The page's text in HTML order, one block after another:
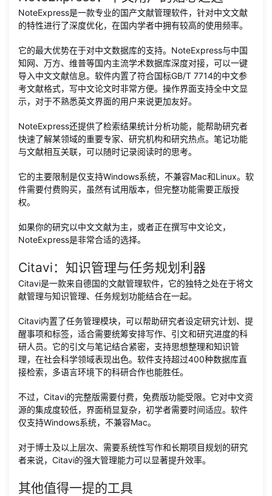
NoteExpress是一款专业的国产文献管理软件，针对中文文献
的特性进行了深度优化，在国内学者中拥有较高的使用频率。
它的最大优势在于对中文数据库的支持。NoteExpress与中国
知网、万方、维普等国内主流学术数据库深度对接，可以一键
导入中文文献信息。软件内置了符合国标GB/T 7714的中文参
考文献格式，写中文论文时非常方便。操作界面支持全中文显
示，对于不熟悉英文界面的用户来说更加友好。
NoteExpress还提供了检索结果统计分析功能，能帮助研究者
快速了解某领域的重要专家、研究机构和研究热点。笔记功能
与文献相互关联，可以随时记录阅读时的思考。
它的主要限制是仅支持Windows系统，不兼容Mac和Linux。软
件需要付费购买，虽然有试用版本，但完整功能需要正版授
权。
如果你的研究以中文文献为主，或者正在撰写中文论文，
NoteExpress是非常合适的选择。
Citavi：知识管理与任务规划利器
Citavi是一款来自德国的文献管理软件，它的独特之处在于将文
献管理与知识管理、任务规划功能结合在一起。
Citavi内置了任务管理模块，可以帮助研究者设定研究计划、提
醒事项和标签，适合需要统筹安排写作、引文和研究进度的科
研人员。它的引文与笔记结合紧密，支持思想整理和知识管
理，在社会科学领域表现出色。软件支持超过400种数据库直
接检索，多语言环境下的科研合作也能胜任。
不过，Citavi的完整版需要付费，免费版功能受限。它对中文资
源的集成度较低，界面稍显复杂，初学者需要时间适应。软件
仅支持Windows系统，不兼容Mac。
对于博士及以上层次、需要系统性写作和长期项目规划的研究
者来说，Citavi的强大管理能力可以显著提升效率。
其他值得一提的工具